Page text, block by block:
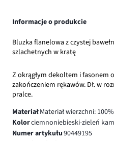
Informacje o produkcie
Bluzka flanelowa z czystej
szlachetnych w kratę
Z okrągłym dekoltem i fasonem
zakończeniem rękawów. Dł. w
pralce.
MateriałMateriał wierzchni:
Kolorciemnoniebieski-zieleń
Numer artykułu90449195